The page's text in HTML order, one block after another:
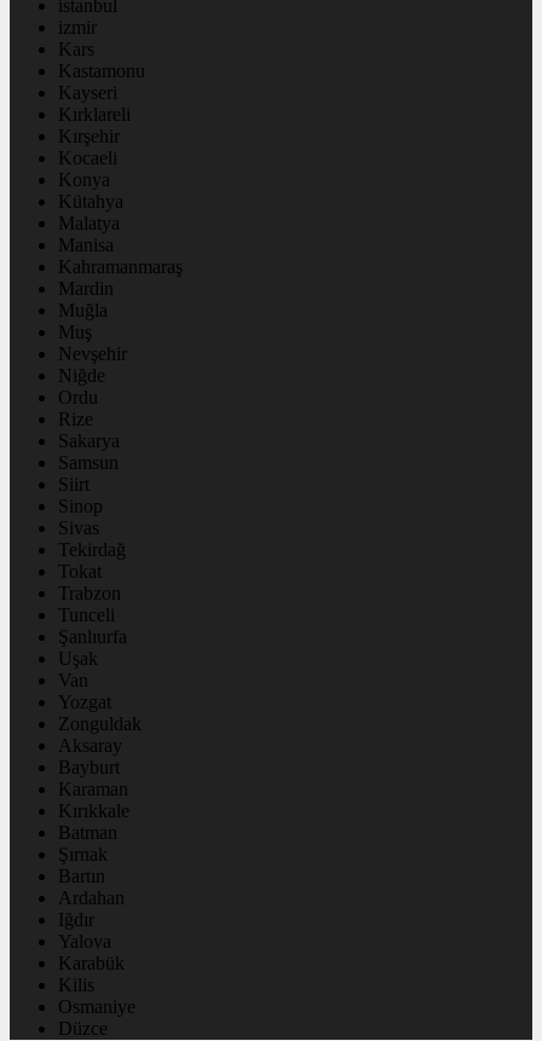
istanbul
izmir
Kars
Kastamonu
Kayseri
Kırklareli
Kırşehir
Kocaeli
Konya
Kütahya
Malatya
Manisa
Kahramanmaraş
Mardin
Muğla
Muş
Nevşehir
Niğde
Ordu
Rize
Sakarya
Samsun
Siirt
Sinop
Sivas
Tekirdağ
Tokat
Trabzon
Tunceli
Şanlıurfa
Uşak
Van
Yozgat
Zonguldak
Aksaray
Bayburt
Karaman
Kırıkkale
Batman
Şırnak
Bartın
Ardahan
Iğdır
Yalova
Karabük
Kilis
Osmaniye
Düzce